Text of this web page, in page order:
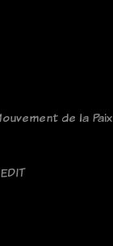
de la Paix